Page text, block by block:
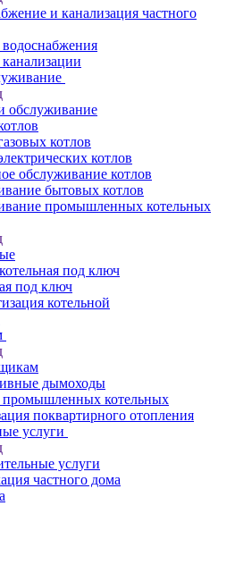
и канализация частного
обслуживание
котлов
котлов
обслуживание котлов
бытовых котлов
промышленных котельных
под ключ
под ключ
котельной
дымоходы
котельных
поквартирного отопления
услуги
услуги
частного дома